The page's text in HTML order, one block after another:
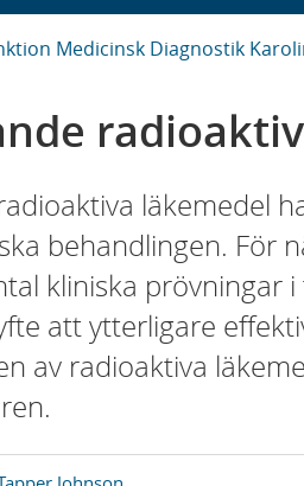
Medicinsk Diagnostik
läkemedel
behandlingen. För
kliniska prövningar
att ytterligare
av radioaktiva